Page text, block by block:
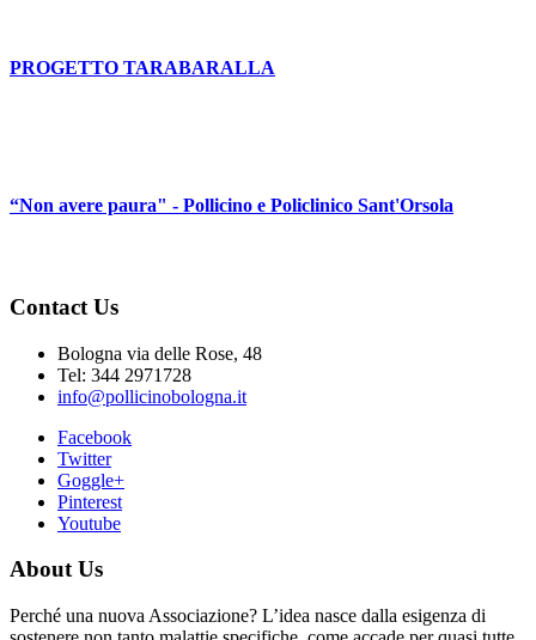
PROGETTO TARABARALLA
“Non avere paura" - Pollicino e Policlinico Sant'Orsola
Contact Us
Bologna via delle Rose, 48
Tel: 344 2971728
info@pollicinobologna.it
Facebook
Twitter
Goggle+
Pinterest
Youtube
About Us
Perché una nuova Associazione? L’idea nasce dalla esigenza di